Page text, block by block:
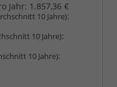
Jahr: 1.857,36 €
10 Jahre):
10 Jahre):
10 Jahre):